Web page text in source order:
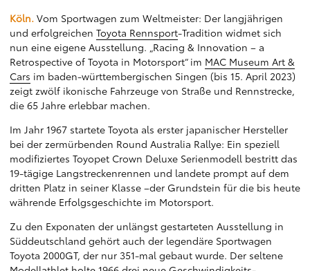
Köln. Vom Sportwagen zum Weltmeister: Der langjährigen
und erfolgreichen Toyota Rennsport-Tradition widmet sich
nun eine eigene Ausstellung. „Racing & Innovation – a
Retrospective of Toyota in Motorsport“ im MAC Museum Art &
Cars im baden-württembergischen Singen (bis 15. April 2023)
zeigt zwölf ikonische Fahrzeuge von Straße und Rennstrecke,
die 65 Jahre erlebbar machen.
Im Jahr 1967 startete Toyota als erster japanischer Hersteller
bei der zermürbenden Round Australia Rallye: Ein speziell
modifiziertes Toyopet Crown Deluxe Serienmodell bestritt das
19-tägige Langstreckenrennen und landete prompt auf dem
dritten Platz in seiner Klasse –der Grundstein für die bis heute
währende Erfolgsgeschichte im Motorsport.
Zu den Exponaten der unlängst gestarteten Ausstellung in
Süddeutschland gehört auch der legendäre Sportwagen
Toyota 2000GT, der nur 351-mal gebaut wurde. Der seltene